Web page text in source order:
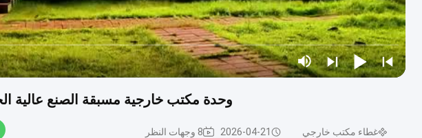
وحدة مكتب خارجية مسبقة الصنع عالية
غطاء مكتب خارجي 2026-04-21 8 وجهات النظر